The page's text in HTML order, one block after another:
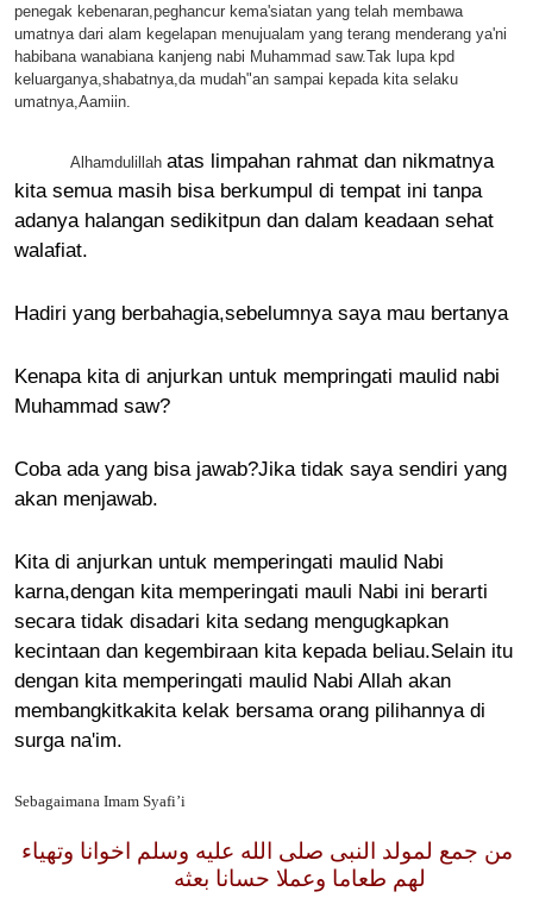
penegak kebenaran,peghancur kema'siatan yang telah membawa
umatnya dari alam kegelapan menujualam yang terang menderang ya'ni
habibana wanabiana kanjeng nabi Muhammad saw.Tak lupa kpd
keluarganya,shabatnya,da mudah"an sampai kepada kita selaku
umatnya,Aamiin.
Alhamdulillah atas limpahan rahmat dan nikmatnya
kita semua masih bisa berkumpul di tempat ini tanpa
adanya halangan sedikitpun dan dalam keadaan sehat
walafiat.
Hadiri yang berbahagia,sebelumnya saya mau bertanya
Kenapa kita di anjurkan untuk mempringati maulid nabi
Muhammad saw?
Coba ada yang bisa jawab?Jika tidak saya sendiri yang
akan menjawab.
Kita di anjurkan untuk memperingati maulid Nabi
karna,dengan kita memperingati mauli Nabi ini berarti
secara tidak disadari kita sedang mengugkapkan
kecintaan dan kegembiraan kita kepada beliau.Selain itu
dengan kita memperingati maulid Nabi Allah akan
membangkitkakita kelak bersama orang pilihannya di
surga na'im.
Sebagaimana Imam Syafi’i
من جمع لمولد النبى صلى الله عليه وسلم اخوانا وتهياء
لهم طعاما وعملا حسانا بعثه